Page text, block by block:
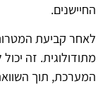
החיישנים.
לאחר קביעת
מתודולוגית. זה
המערכת, תוך